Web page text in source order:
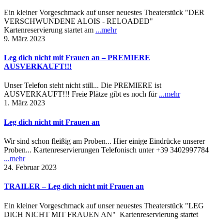
Ein kleiner Vorgeschmack auf unser neuestes Theaterstück "DER
VERSCHWUNDENE ALOIS - RELOADED"
Kartenreservierung startet am ...mehr
9. März 2023
Leg dich nicht mit Frauen an – PREMIERE
AUSVERKAUFT!!!
Unser Telefon steht nicht still... Die PREMIERE ist
AUSVERKAUFT!!! Freie Plätze gibt es noch für ...mehr
1. März 2023
Leg dich nicht mit Frauen an
Wir sind schon fleißig am Proben... Hier einige Eindrücke unserer
Proben... Kartenreservierungen Telefonisch unter +39 3402997784
...mehr
24. Februar 2023
TRAILER – Leg dich nicht mit Frauen an
Ein kleiner Vorgeschmack auf unser neuestes Theaterstück "LEG
DICH NICHT MIT FRAUEN AN" Kartenreservierung startet